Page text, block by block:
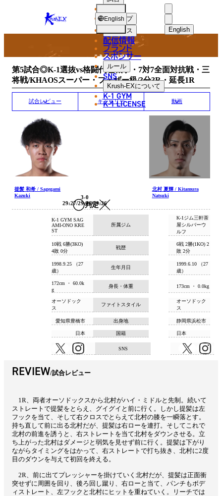
KRUSH-
EX
English
ショップ
ニュース
配信情報
ブランド
スポンサー
ルール
SNS
Krush-EXについて
K-1 GYM
K-1 LICENSE
English
MATCH RESULT
試合結果
第5試合◎K-1選抜vs格闘代理戦争・7対7全面対抗戦・三
将戦/KHAOSスーパー・フェザー級/3分3R・延長1R
試合レビュー ギャラリー 動画
提髪 和希 / Sagegami
Kazuki
判定
3-0
29:27/29:26/29:26
北村 夏輝 / Kitamura
Natsuki
所属ジム
K-1 GYM SAG
AMI-ONO KRE
ST
K-1ジム三軒茶
屋シルバーウ
ルフ
戦歴
10戦 6勝(3KO)
4敗 0分
6戦 2勝(1KO) 2
敗 2分
生年月日
1998.9.25 （27
歳）
1999.6.10 （27
歳）
身長・体重
172cm ・ 60.0k
g
173cm ・ 0.0kg
ファイトスタイル
オーソドック
ス
オーソドック
ス
出身地
愛知県豊橋市 静岡県浜松市
国籍
日本 日本
SNS
REVIEW 試合レビュー
1R、両者オーソドックスから北村がハイ・ミドルと先制。続いて
ストレートで提髪をとらえ、グイグイと前に行く。しかし提髪は左
フックを当て、そして右クロスでとらえて北村の膝を一瞬落とす。
持ち直して前に出る北村だが、提髪は右ローを連打。そしてこれで
北村の前進を誘うと、右ストレートを当て北村をダウンさせる。立
ち上がった北村はダメージと弱気を見せず前に行く。提髪は下がり
ながらタイミングをはかって、右ストレートで打ち抜き、北村に2度
目のダウンを与えて初回を終える。
2R、前に出てプレッシャーを掛けていく北村だが、提髪は正面衝
突せずに周囲を回り、後ろ回し蹴り、右ローと当て、パンチもボデ
ィストレート、左フックと北村にヒットを重ねていく。リーチでは